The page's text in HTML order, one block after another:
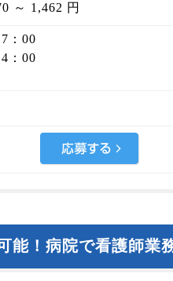
～ 1,462 円
：00
：00
能！病院で看護師業